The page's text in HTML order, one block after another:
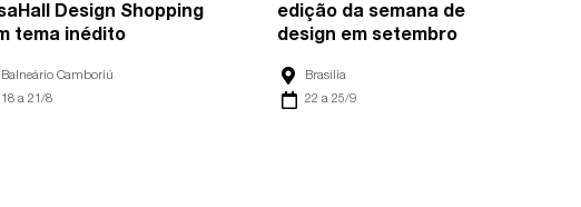
Design Shopping
tema inédito
Balneário Camboriú
18 a 21/8
edição da semana de
design em setembro
Brasília
22 a 25/9